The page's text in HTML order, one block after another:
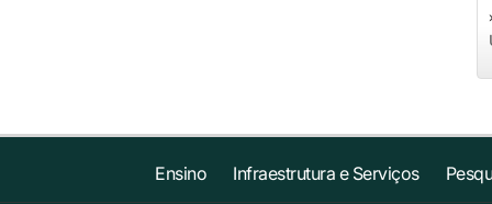
Ensino Infraestrutura e Serviços